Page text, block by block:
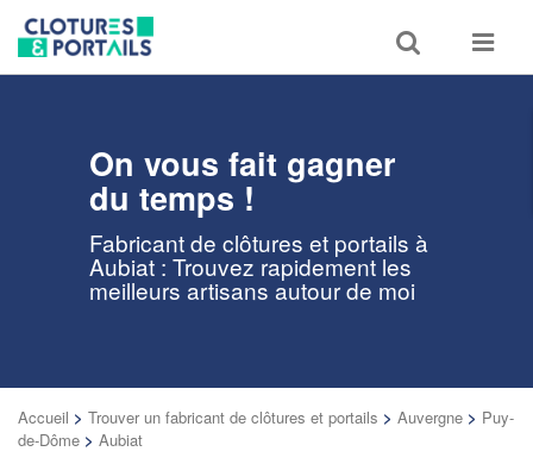
Toggle
search
Toggle
On vous fait gagner
du temps !
Fabricant de clôtures et portails à
Aubiat : Trouvez rapidement les
meilleurs artisans autour de moi
Accueil > Trouver un fabricant de clôtures et portails > Auvergne > Puy-
de-Dôme > Aubiat